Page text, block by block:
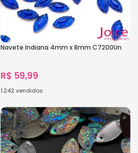
Navete Indiana 4mm x 8mm C7200Un
R$ 59,99
1.242 vendidos